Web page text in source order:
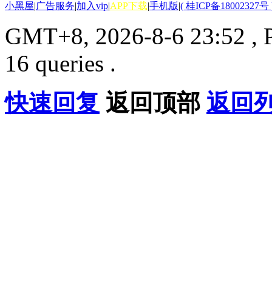
小黑屋|广告服务|加入vip|APP下载|手机版|( 桂ICP备18002327号
GMT+8, 2026-8-6 23:52 ,
16 queries .
快速回复 返回顶部 返回